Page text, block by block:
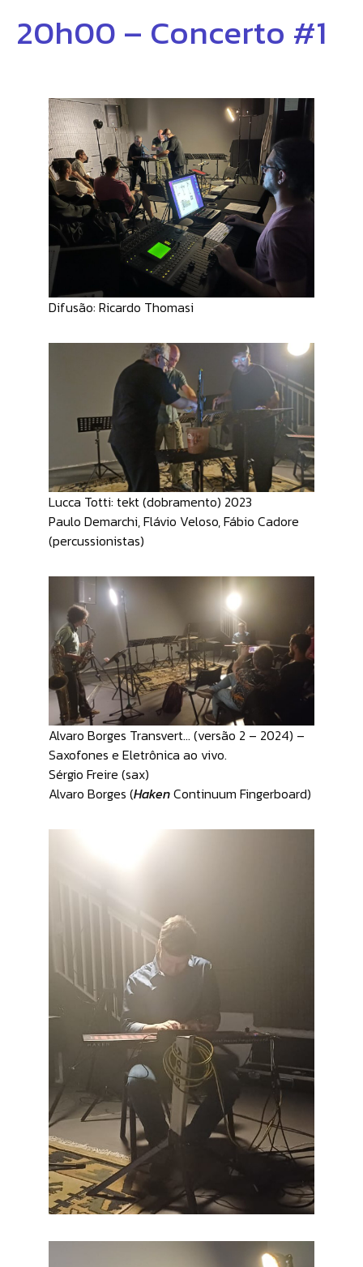
20h00 – Concerto #1
Difusão: Ricardo Thomasi
Lucca Totti: tekt (dobramento) 2023
Paulo Demarchi, Flávio Veloso, Fábio Cadore
(percussionistas)
Alvaro Borges Transvert… (versão 2 – 2024) –
Saxofones e Eletrônica ao vivo.
Sérgio Freire (sax)
Alvaro Borges (HakenContinuum Fingerboard)